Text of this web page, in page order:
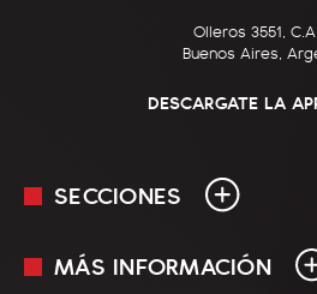
Olleros 3551,
Buenos Aires,
DESCARGATE LA
SECCIONES
En Vivo
MÁS INFORMACIÓN